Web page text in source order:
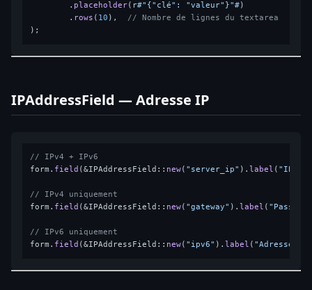
        .
placeholder( r#"{"clé": "valeur"}"#)
        .
rows ( 10 ), // Nombre de lignes du textarea
IPAddressField — Adresse IP
// IPv4 + IPv6
form. field (&IPAddressField:: new( "server_ip" ). label ( "IP du
// IPv4 uniquement
form. field (&IPAddressField:: new( "gateway" ). label (
// IPv6 uniquement
form. field (&IPAddressField:: new( "ipv6" ). label ( "Adresse